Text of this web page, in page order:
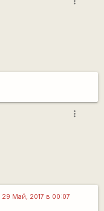
more_vert
29 Май, 2017 в 00:07